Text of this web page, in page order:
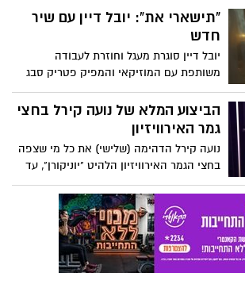
חדש מראה שזה קשור בשינה.
"תישארי את": יובל דיין עם שיר
חדש
יובל דיין סוגרת מעגל וחוזרת לעבודה
משותפת עם המוזיקאי והמפיק פטריק סבג
שהפיק את אלבום הבכורה שלה "לאסוף".
השיר החדש, "תישארי את", שיר הנושא מתוך
האלבום הרביעי, מסמן את הכיוון המוזיקלי
ואת האוירה החדשנית של האלבום. יובל
קרובה מתמיד עם טקסטים בוגרים יותר
וחשופים יותר. האזינו לשיר
הביצוע המלא של נועה קירל בחצי
גמר האירוויזיון
נועה קירל הדהימה (שלישי) את כל מי שצפה
בחצי הגמר האירוויזיון הלהיט "יוניקורן", עד
כדי כך שהיא העפילה לגמר האירוויזיון. צפו
בביצוע הפנומנל: